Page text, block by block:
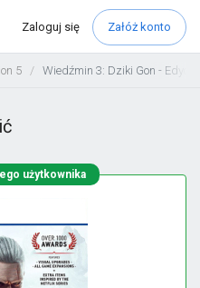
Zaloguj się Załóż konto
5 Wiedźmin 3: Dziki Gon -
użytkownika